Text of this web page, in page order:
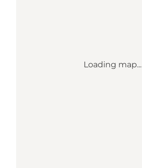
Loading map...